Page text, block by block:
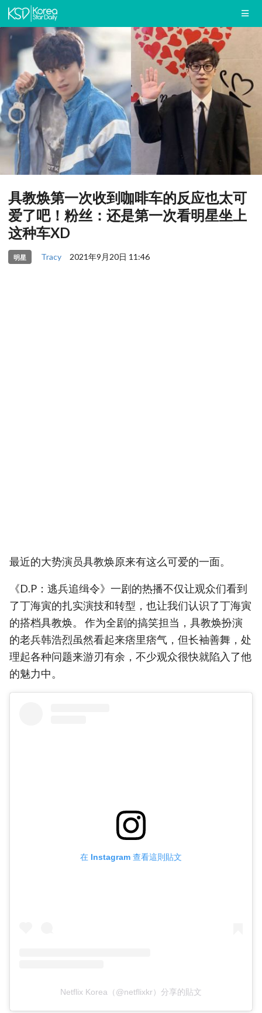
具教焕第一次收到咖啡车的反应也太可
爱了吧！粉丝：还是第一次看明星坐上
这种车XD
明星 Tracy 2021年9月20日 11:46
最近的大势演员具教焕原来有这么可爱的一面。
《D.P：逃兵追缉令》一剧的热播不仅让观众们看到
了丁海寅的扎实演技和转型，也让我们认识了丁海寅
的搭档具教焕。 作为全剧的搞笑担当，具教焕扮演
的老兵韩浩烈虽然看起来痞里痞气，但长袖善舞，处
理起各种问题来游刃有余，不少观众很快就陷入了他
的魅力中。
在 Instagram 查看這則貼文
Netflix Korea（@netflixkr）分享的貼文